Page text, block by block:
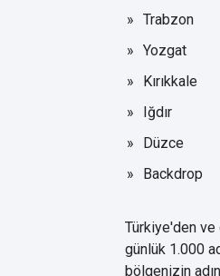
Trabzon
Yozgat
Kırıkkale
Iğdır
Düzce
Backdrop
Türkiye'den ve
günlük 1.000
bölgenizin